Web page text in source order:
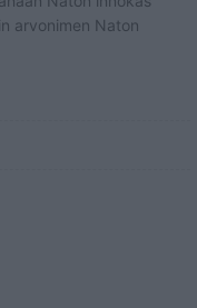
arvonimen Naton